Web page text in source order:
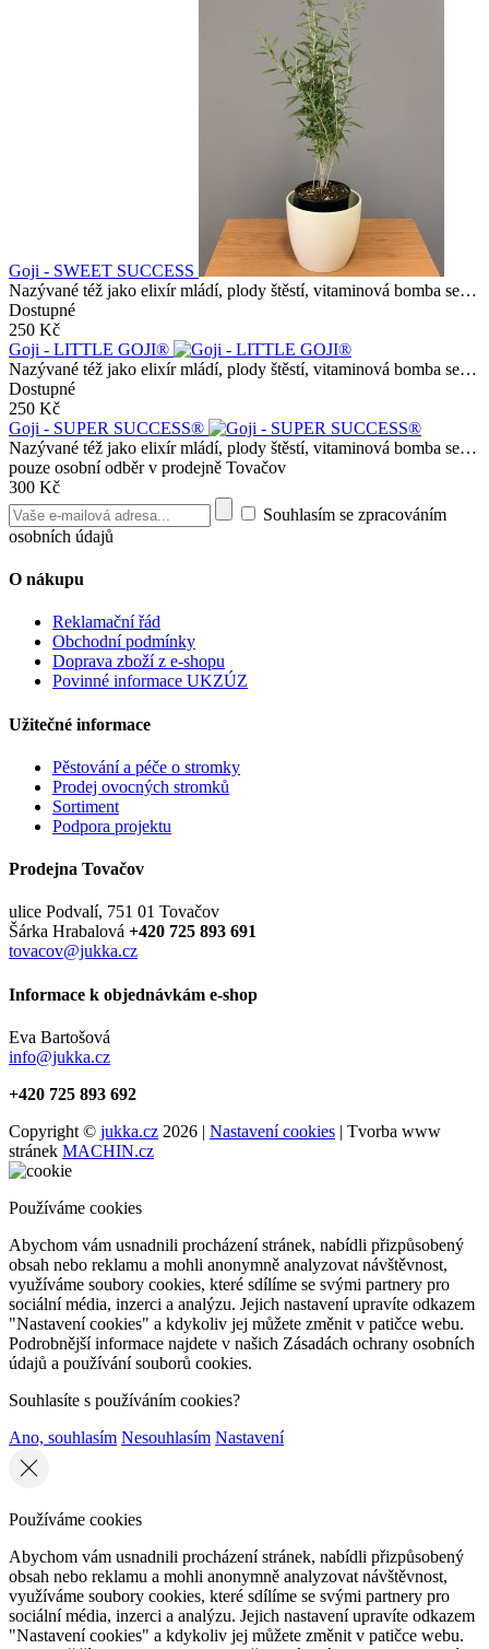
Goji - SWEET SUCCESS
Nazývané též jako elixír mládí, plody štěstí, vitaminová bomba se…
Dostupné
250 Kč
Goji - LITTLE GOJI®
Nazývané též jako elixír mládí, plody štěstí, vitaminová bomba se…
Dostupné
250 Kč
Goji - SUPER SUCCESS®
Nazývané též jako elixír mládí, plody štěstí, vitaminová bomba se…
pouze osobní odběr v prodejně Tovačov
300 Kč
Souhlasím se zpracováním
osobních údajů
O nákupu
Reklamační řád
Obchodní podmínky
Doprava zboží z e-shopu
Povinné informace UKZÚZ
Užitečné informace
Pěstování a péče o stromky
Prodej ovocných stromků
Sortiment
Podpora projektu
Prodejna Tovačov
ulice Podvalí, 751 01 Tovačov
Šárka Hrabalová +420 725 893 691
tovacov@jukka.cz
Informace k objednávkám e-shop
Eva Bartošová
info@jukka.cz
+420 725 893 692
Copyright © jukka.cz 2026 | Nastavení cookies | Tvorba www
stránek MACHIN.cz
Používáme cookies
Abychom vám usnadnili procházení stránek, nabídli přizpůsobený
obsah nebo reklamu a mohli anonymně analyzovat návštěvnost,
využíváme soubory cookies, které sdílíme se svými partnery pro
sociální média, inzerci a analýzu. Jejich nastavení upravíte odkazem
"Nastavení cookies" a kdykoliv jej můžete změnit v patičce webu.
Podrobnější informace najdete v našich Zásadách ochrany osobních
údajů a používání souborů cookies.
Souhlasíte s používáním cookies?
Ano, souhlasím Nesouhlasím Nastavení
Používáme cookies
Abychom vám usnadnili procházení stránek, nabídli přizpůsobený
obsah nebo reklamu a mohli anonymně analyzovat návštěvnost,
využíváme soubory cookies, které sdílíme se svými partnery pro
sociální média, inzerci a analýzu. Jejich nastavení upravíte odkazem
"Nastavení cookies" a kdykoliv jej můžete změnit v patičce webu.